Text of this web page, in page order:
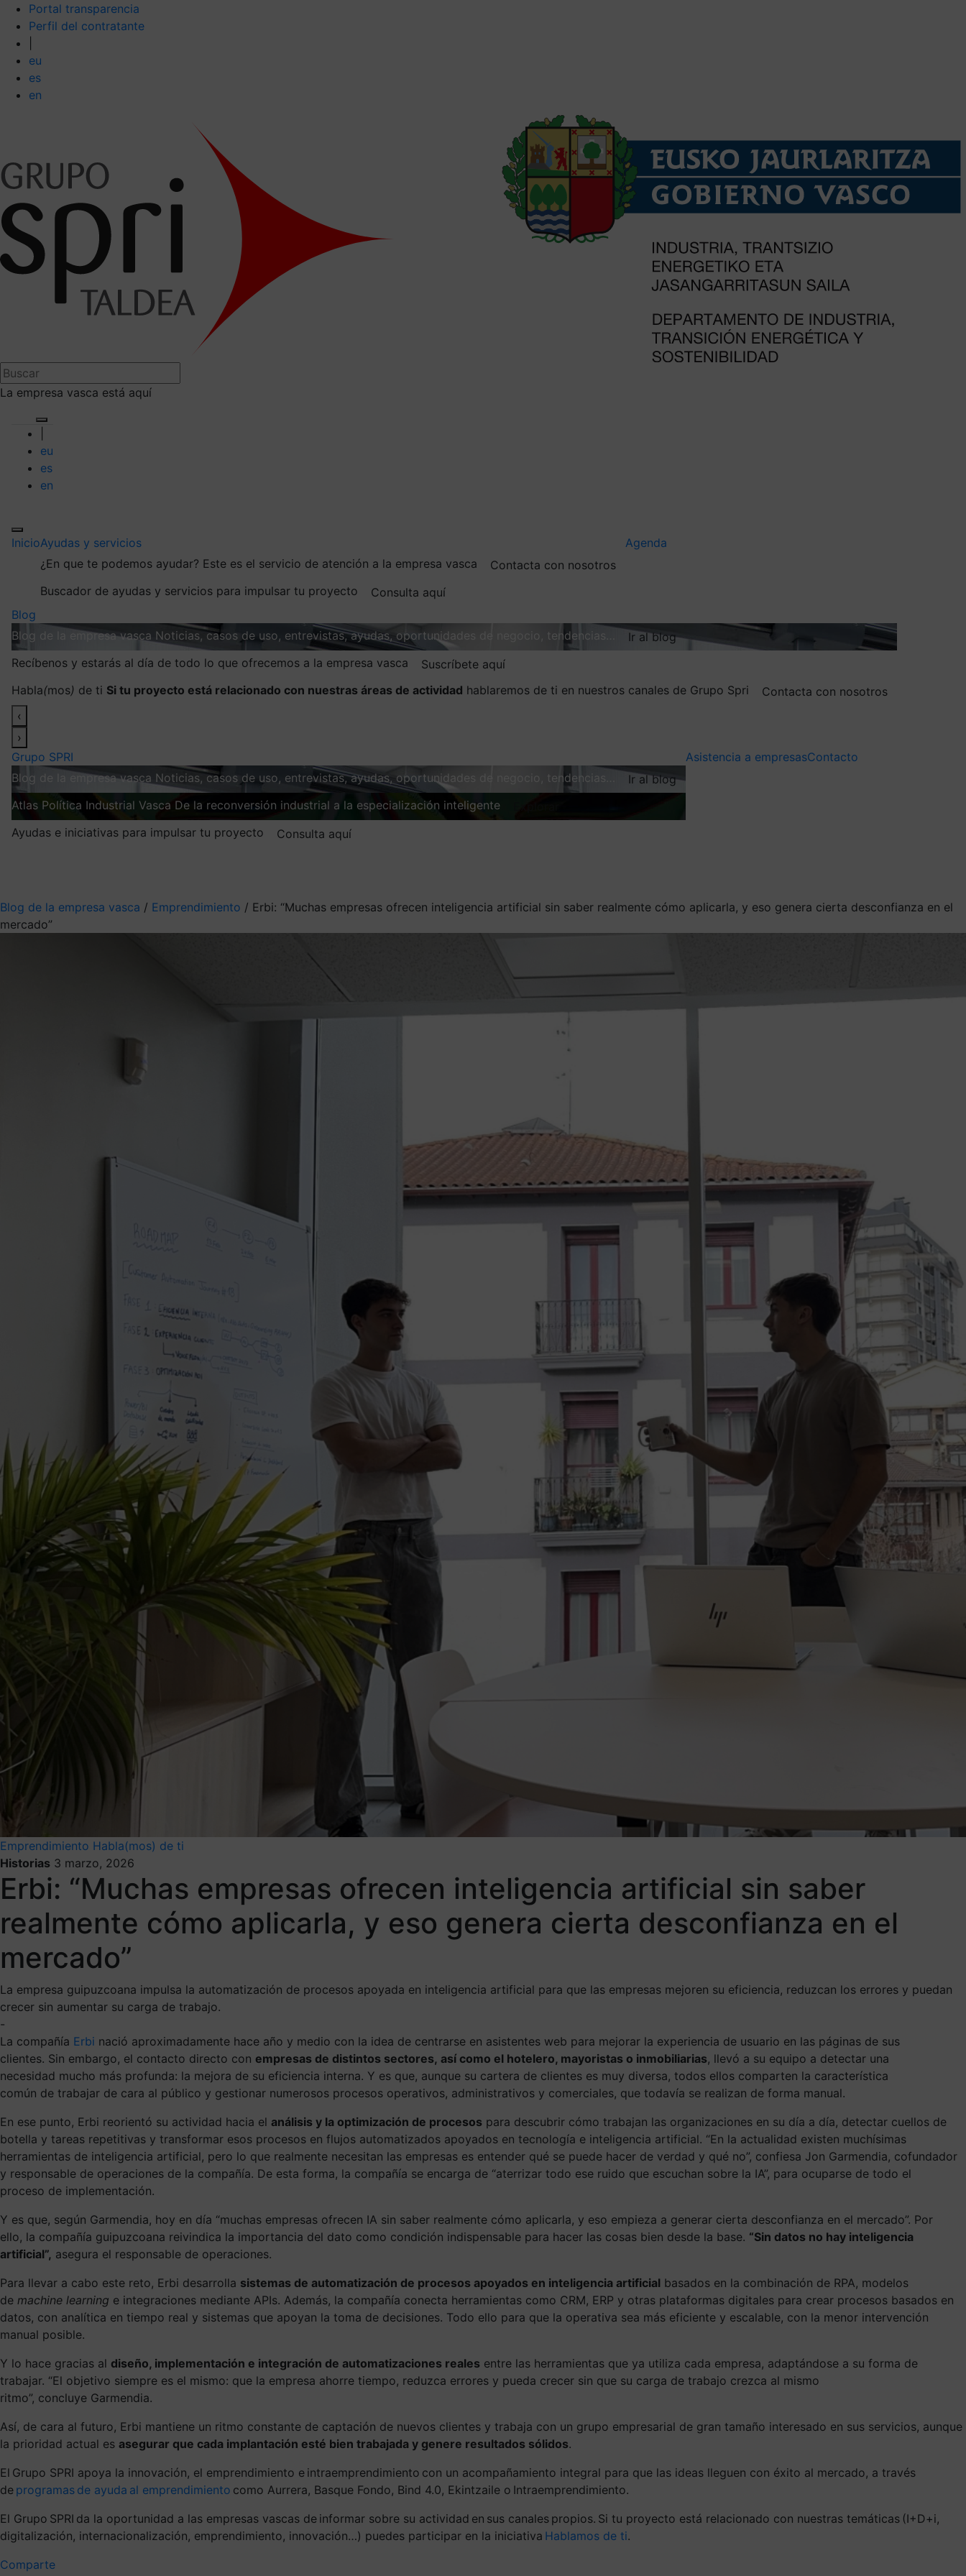
Portal transparencia
Perfil del contratante
eu
es
en
La empresa vasca está aquí
eu
es
en
InicioAyudas y servicios
¿En que te podemos ayudar? Este es el servicio de atención a la empresa vasca
Contacta con nosotros
Buscador de ayudas y servicios para impulsar tu proyecto
Consulta aquí
Agenda
Blog
Blog de la empresa vasca Noticias, casos de uso, entrevistas, ayudas, oportunidades de negocio, tendencias…
Ir al blog
Recíbenos y estarás al día de todo lo que ofrecemos a la empresa vasca
Suscríbete aquí
Habla(mos) de ti Si tu proyecto está relacionado con nuestras áreas de actividad hablaremos de ti en nuestros canales de Grupo Spri
Contacta con nosotros
‹
›
Grupo SPRI
Blog de la empresa vasca Noticias, casos de uso, entrevistas, ayudas, oportunidades de negocio, tendencias…
Ir al blog
Atlas Política Industrial Vasca De la reconversión industrial a la especialización inteligente
Ayudas e iniciativas para impulsar tu proyecto
Consulta aquí
Asistencia a empresasContacto
Blog de la empresa vasca / Emprendimiento / Erbi: “Muchas empresas ofrecen inteligencia artificial sin saber realmente cómo aplicarla, y eso genera cierta desconfianza en el
mercado”
Emprendimiento Habla(mos) de ti
Historias 3 marzo, 2026
Erbi: “Muchas empresas ofrecen inteligencia artificial sin saber
realmente cómo aplicarla, y eso genera cierta desconfianza en el
mercado”
La empresa guipuzcoana impulsa la automatización de procesos apoyada en inteligencia artificial para que las empresas mejoren su eficiencia, reduzcan los errores y puedan
crecer sin aumentar su carga de trabajo.
-
La compañía Erbi nació aproximadamente hace año y medio con la idea de centrarse en asistentes web para mejorar la experiencia de usuario en las páginas de sus
clientes. Sin embargo, el contacto directo con empresas de distintos sectores, así como el hotelero, mayoristas o inmobiliarias, llevó a su equipo a detectar una
necesidad mucho más profunda: la mejora de su eficiencia interna. Y es que, aunque su cartera de clientes es muy diversa, todos ellos comparten la característica
común de trabajar de cara al público y gestionar numerosos procesos operativos, administrativos y comerciales, que todavía se realizan de forma manual.
En ese punto, Erbi reorientó su actividad hacia el análisis y la optimización de procesos para descubrir cómo trabajan las organizaciones en su día a día, detectar cuellos de
botella y tareas repetitivas y transformar esos procesos en flujos automatizados apoyados en tecnología e inteligencia artificial. “En la actualidad existen muchísimas
herramientas de inteligencia artificial, pero lo que realmente necesitan las empresas es entender qué se puede hacer de verdad y qué no”, confiesa Jon Garmendia, cofundador
y responsable de operaciones de la compañía. De esta forma, la compañía se encarga de “aterrizar todo ese ruido que escuchan sobre la IA”, para ocuparse de todo el
proceso de implementación.
Y es que, según Garmendia, hoy en día “muchas empresas ofrecen IA sin saber realmente cómo aplicarla, y eso empieza a generar cierta desconfianza en el mercado”. Por
ello, la compañía guipuzcoana reivindica la importancia del dato como condición indispensable para hacer las cosas bien desde la base. “Sin datos no hay inteligencia
artificial”, asegura el responsable de operaciones.
Para llevar a cabo este reto, Erbi desarrolla sistemas de automatización de procesos apoyados en inteligencia artificial basados en la combinación de RPA, modelos
de machine learning e integraciones mediante APIs. Además, la compañía conecta herramientas como CRM, ERP y otras plataformas digitales para crear procesos basados en
datos, con analítica en tiempo real y sistemas que apoyan la toma de decisiones. Todo ello para que la operativa sea más eficiente y escalable, con la menor intervención
manual posible.
Y lo hace gracias al diseño, implementación e integración de automatizaciones reales entre las herramientas que ya utiliza cada empresa, adaptándose a su forma de
trabajar. “El objetivo siempre es el mismo: que la empresa ahorre tiempo, reduzca errores y pueda crecer sin que su carga de trabajo crezca al mismo
ritmo”, concluye Garmendia.
Así, de cara al futuro, Erbi mantiene un ritmo constante de captación de nuevos clientes y trabaja con un grupo empresarial de gran tamaño interesado en sus servicios, aunque
la prioridad actual es asegurar que cada implantación esté bien trabajada y genere resultados sólidos.
El Grupo SPRI apoya la innovación, el emprendimiento e intraemprendimiento con un acompañamiento integral para que las ideas lleguen con éxito al mercado, a través
de programas de ayuda al emprendimiento como Aurrera, Basque Fondo, Bind 4.0, Ekintzaile o Intraemprendimiento.
El Grupo SPRI da la oportunidad a las empresas vascas de informar sobre su actividad en sus canales propios. Si tu proyecto está relacionado con nuestras temáticas (I+D+i,
digitalización, internacionalización, emprendimiento, innovación…) puedes participar en la iniciativa Hablamos de ti.
Comparte